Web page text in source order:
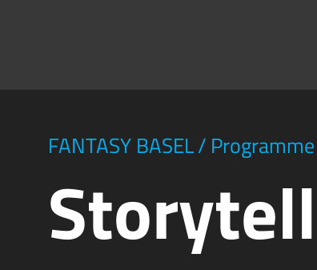
FANTASY BASEL/ Programme